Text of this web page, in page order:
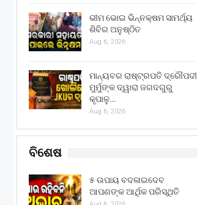
ଭୀମ ଭୋଇ ଭିନ୍ନକ୍ଷମ ସାମର୍ଥ୍ୟ
ଶିବିର ଅନୁଷ୍ଠିତ
Aug 6, 2026
ମାନ୍ୟବର ରାଷ୍ଟ୍ରପତି ଦ୍ରୌପଦୀ
ମୁର୍ମୁଙ୍କ ଦ୍ୱାରା ଜଗଦଗୁରୁ
କୃପାଳୁ…
Aug 6, 2026
ବିଶେଷ
୫ ଉପାୟ ବଦଳାଇଦେବ
ଆପଣଙ୍କ ଆର୍ଥିକ ପରିସ୍ଥିତି